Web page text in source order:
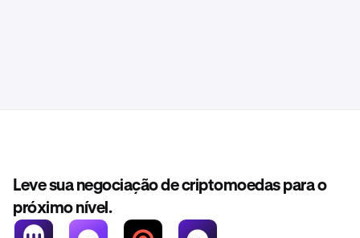
Leve sua negociação de criptomoedas para o
próximo nível.